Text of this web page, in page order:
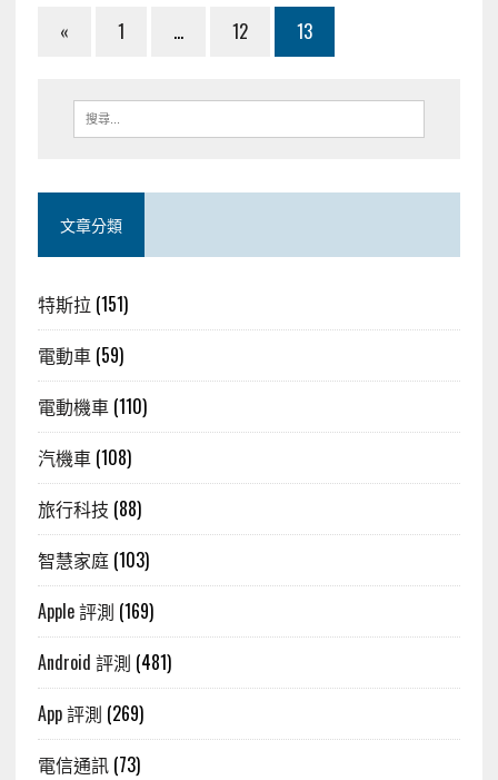
« 1 ... 12 13
文章分類
特斯拉 (151)
電動車(59)
電動機車(110)
汽機車(108)
旅行科技 (88)
智慧家庭(103)
Apple 評測 (169)
Android 評測 (481)
App 評測 (269)
電信通訊(73)